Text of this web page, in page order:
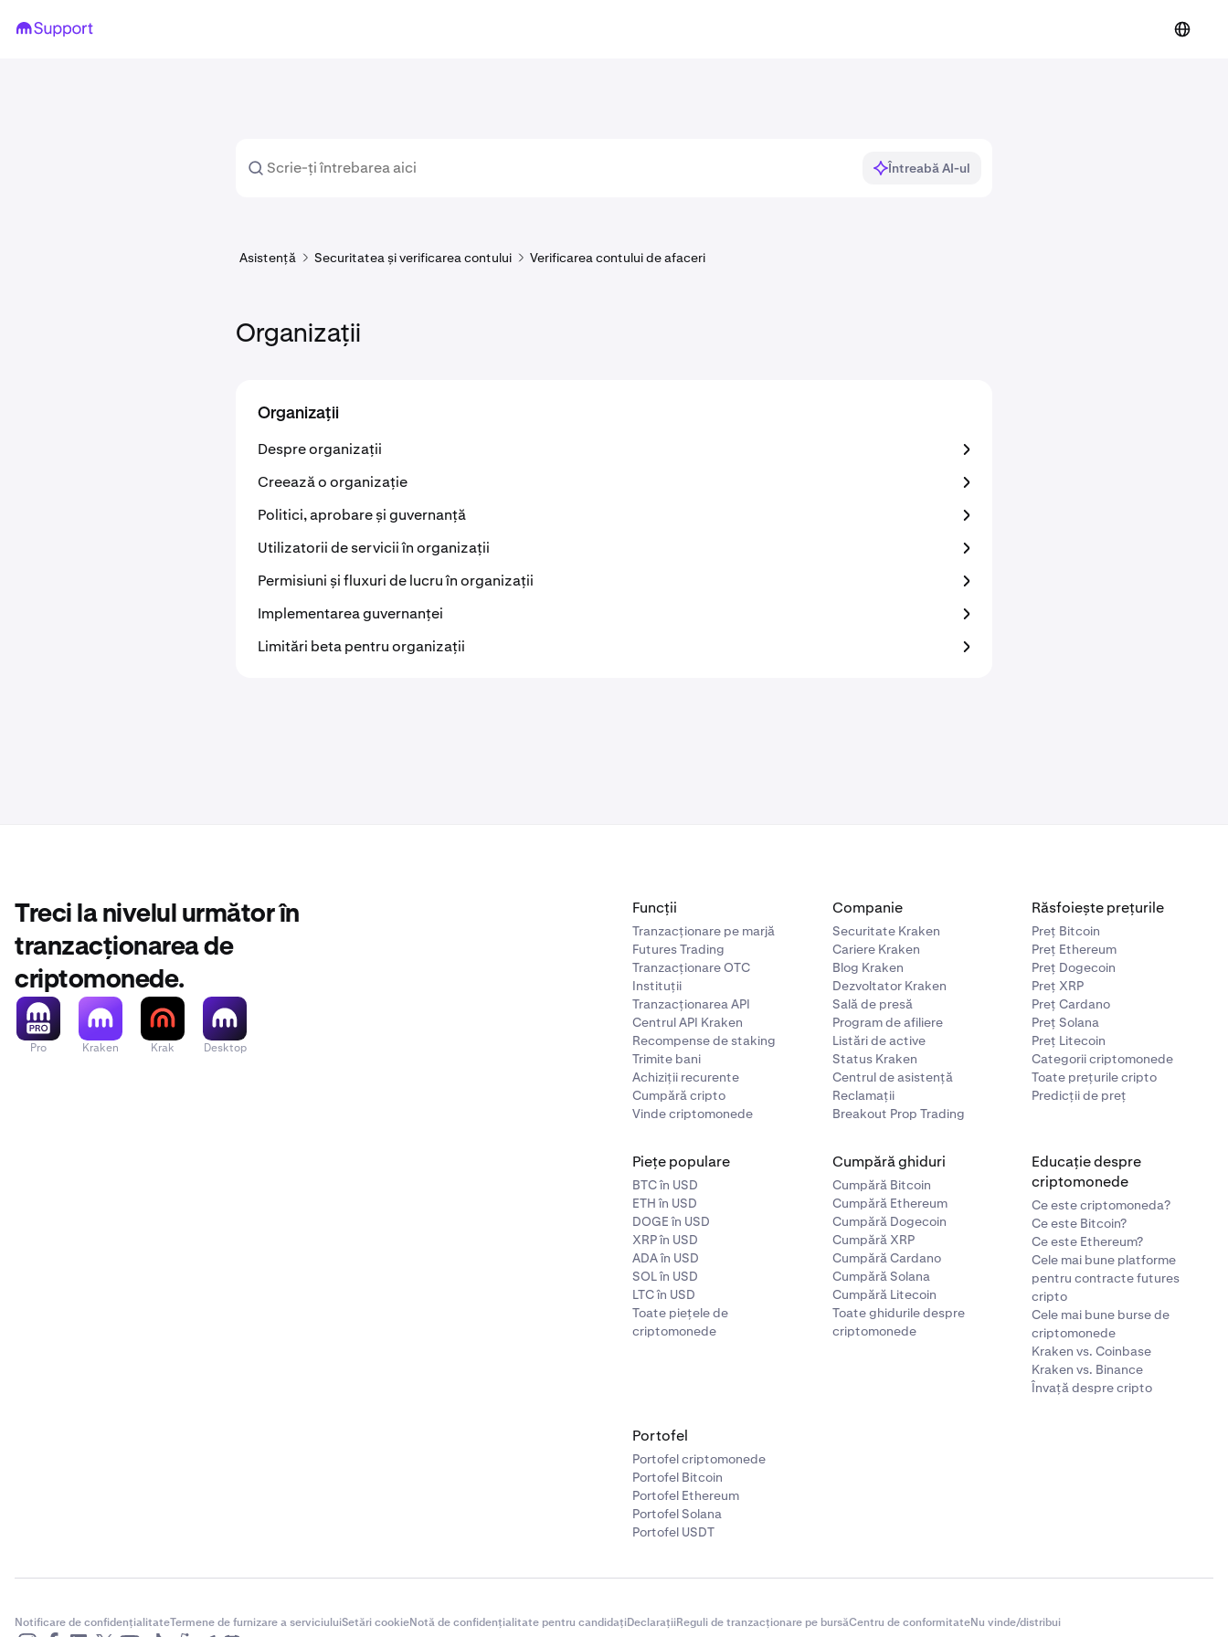
Întreabă AI-ul
Asistență Securitatea și verificarea contului Verificarea contului de afaceri
Organizații
Organizații
Despre organizații
Creează o organizație
Politici, aprobare și guvernanță
Utilizatorii de servicii în organizații
Permisiuni și fluxuri de lucru în organizații
Implementarea guvernanței
Limitări beta pentru organizații
Treci la nivelul următor în
tranzacționarea de
criptomonede.
Pro Kraken Krak Desktop
Funcții
Tranzacționare pe marjă
Futures Trading
Tranzacționare OTC
Instituții
Tranzacționarea API
Centrul API Kraken
Recompense de staking
Trimite bani
Achiziții recurente
Cumpără cripto
Vinde criptomonede
Companie
Securitate Kraken
Cariere Kraken
Blog Kraken
Dezvoltator Kraken
Sală de presă
Program de afiliere
Listări de active
Status Kraken
Centrul de asistență
Reclamații
Breakout Prop Trading
Răsfoiește prețurile
Preț Bitcoin
Preț Ethereum
Preț Dogecoin
Preț XRP
Preț Cardano
Preț Solana
Preț Litecoin
Categorii criptomonede
Toate prețurile cripto
Predicții de preț
Piețe populare
BTC în USD
ETH în USD
DOGE în USD
XRP în USD
ADA în USD
SOL în USD
LTC în USD
Toate piețele de
criptomonede
Cumpără ghiduri
Cumpără Bitcoin
Cumpără Ethereum
Cumpără Dogecoin
Cumpără XRP
Cumpără Cardano
Cumpără Solana
Cumpără Litecoin
Toate ghidurile despre
criptomonede
Educație despre
criptomonede
Ce este criptomoneda?
Ce este Bitcoin?
Ce este Ethereum?
Cele mai bune platforme
pentru contracte futures
cripto
Cele mai bune burse de
criptomonede
Kraken vs. Coinbase
Kraken vs. Binance
Învață despre cripto
Portofel
Portofel criptomonede
Portofel Bitcoin
Portofel Ethereum
Portofel Solana
Portofel USDT
Notificare de confidențialitateTermene de furnizare a serviciuluiSetări cookieNotă de confidențialitate pentru candidațiDeclarațiiReguli de tranzacționare pe bursăCentru de conformitateNu vinde/distribui